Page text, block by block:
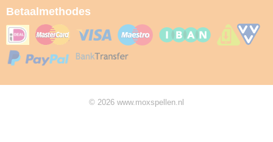
Betaalmethodes
© 2026 www.moxspellen.nl